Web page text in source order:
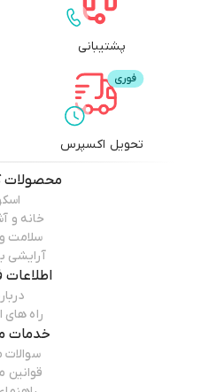
پشتیبانی
تحویل اکسپرس
محصولات
خانه و
سلامت
آرایشی
اطلاعات
راه های
خدمات
سوالات
قوانین